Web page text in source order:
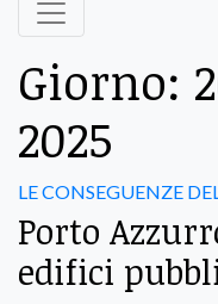
Giorno:
2025
LE CONSEGUENZE
Porto
edifici